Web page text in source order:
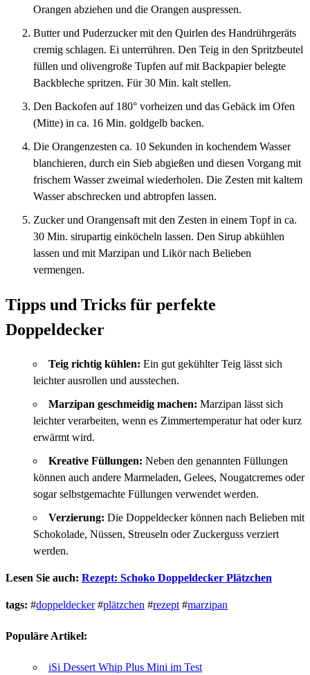
Orangen abziehen und die Orangen auspressen.
Butter und Puderzucker mit den Quirlen des Handrührgeräts
cremig schlagen. Ei unterrühren. Den Teig in den Spritzbeutel
füllen und olivengroße Tupfen auf mit Backpapier belegte
Backbleche spritzen. Für 30 Min. kalt stellen.
Den Backofen auf 180° vorheizen und das Gebäck im Ofen
(Mitte) in ca. 16 Min. goldgelb backen.
Die Orangenzesten ca. 10 Sekunden in kochendem Wasser
blanchieren, durch ein Sieb abgießen und diesen Vorgang mit
frischem Wasser zweimal wiederholen. Die Zesten mit kaltem
Wasser abschrecken und abtropfen lassen.
Zucker und Orangensaft mit den Zesten in einem Topf in ca.
30 Min. sirupartig einköcheln lassen. Den Sirup abkühlen
lassen und mit Marzipan und Likör nach Belieben
vermengen.
Tipps und Tricks für perfekte
Doppeldecker
Teig richtig kühlen: Ein gut gekühlter Teig lässt sich
leichter ausrollen und ausstechen.
Marzipan geschmeidig machen: Marzipan lässt sich
leichter verarbeiten, wenn es Zimmertemperatur hat oder kurz
erwärmt wird.
Kreative Füllungen: Neben den genannten Füllungen
können auch andere Marmeladen, Gelees, Nougatcremes oder
sogar selbstgemachte Füllungen verwendet werden.
Verzierung: Die Doppeldecker können nach Belieben mit
Schokolade, Nüssen, Streuseln oder Zuckerguss verziert
werden.
Lesen Sie auch: Rezept: Schoko Doppeldecker Plätzchen
tags: #doppeldecker#plätzchen #rezept #marzipan
Populäre Artikel:
iSi Dessert Whip Plus Mini im Test